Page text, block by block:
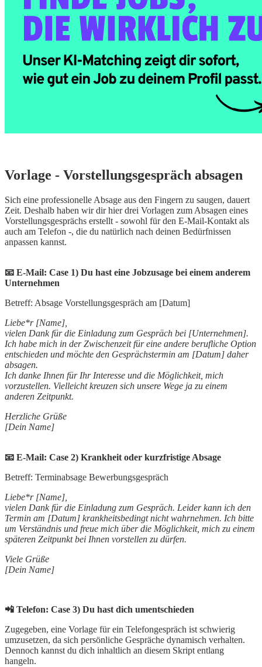
Vorlage - Vorstellungsgespräch absagen
Sich eine professionelle Absage aus den Fingern zu saugen, dauert
Zeit. Deshalb haben wir dir hier drei Vorlagen zum Absagen eines
Vorstellungsgesprächs erstellt - sowohl für den E-Mail-Kontakt als
auch am Telefon -, die du natürlich nach deinen Bedürfnissen
anpassen kannst.
📧 E-Mail: Case 1) Du hast eine Jobzusage bei einem anderem
Unternehmen
Betreff: Absage Vorstellungsgespräch am [Datum]
Liebe*r [Name],
vielen Dank für die Einladung zum Gespräch bei [Unternehmen].
Ich habe mich in der Zwischenzeit für eine andere berufliche Option
entschieden und möchte den Gesprächstermin am [Datum] daher
absagen.
Ich danke Ihnen für Ihr Interesse und die Möglichkeit, mich
vorzustellen. Vielleicht kreuzen sich unsere Wege ja zu einem
anderen Zeitpunkt.
Herzliche Grüße
[Dein Name]
📧 E-Mail: Case 2) Krankheit oder kurzfristige Absage
Betreff: Terminabsage Bewerbungsgespräch
Liebe*r [Name],
vielen Dank für die Einladung zum Gespräch. Leider kann ich den
Termin am [Datum] krankheitsbedingt nicht wahrnehmen. Ich bitte
um Verständnis und freue mich über die Möglichkeit, mich zu einem
späteren Zeitpunkt bei Ihnen vorstellen zu dürfen.
Viele Grüße
[Dein Name]
📲 Telefon: Case 3) Du hast dich umentschieden
Zugegeben, eine Vorlage für ein Telefongespräch ist schwierig
umzusetzen, da sich persönliche Gespräche dynamisch verhalten.
Dennoch kannst du dich inhaltlich an diesem Skript entlang
hangeln.